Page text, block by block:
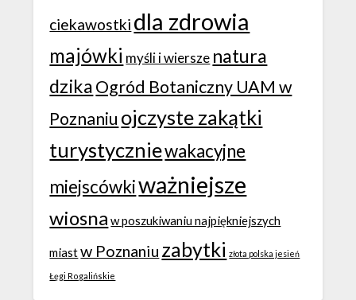
ciekawostki dla zdrowia
majówki myśli i wiersze natura
dzikaOgród Botaniczny UAM w
Poznaniu ojczyste zakątki
turystyczniewakacyjne
miejscówkiważniejsze
wiosna w poszukiwaniu najpiękniejszych
miastw Poznaniu zabytki złota polska jesień
Łęgi Rogalińskie